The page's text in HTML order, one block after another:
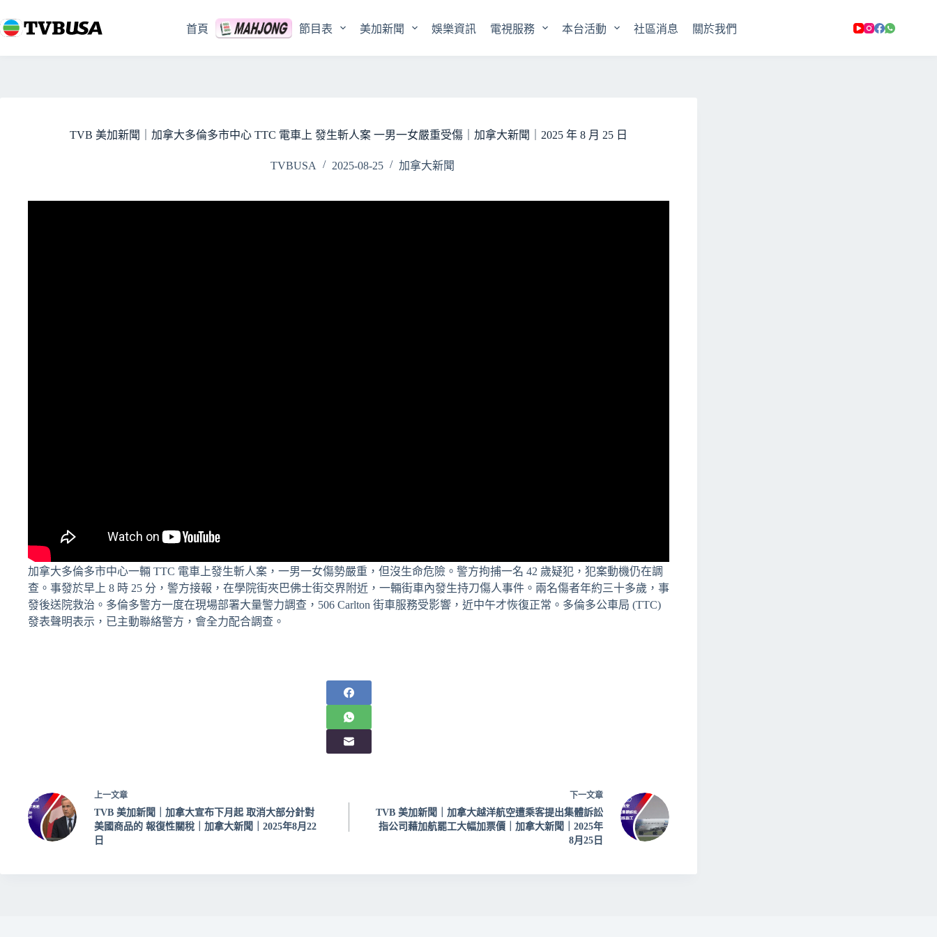
至
要
首頁 節目表 美加新聞 娛樂資訊 電視服務 本台活動 社區消息 關於我們
TVB 美加新聞｜加拿大多倫多市中心 TTC 電車上 發生斬人案 一男一女嚴重受傷｜加拿大新聞｜2025 年 8 月 25 日
TVBUSA 2025-08-25 加拿大新聞
加拿大多倫多市中心一輛 TTC 電車上發生斬人案，一男一女傷勢嚴重，但沒生命危險。警方拘捕一名 42 歲疑犯，犯案動機仍在調
查。事發於早上 8 時 25 分，警方接報，在學院街夾巴佛士街交界附近，一輛街車內發生持刀傷人事件。兩名傷者年約三十多歲，事
發後送院救治。多倫多警方一度在現場部署大量警力調查，506 Carlton 街車服務受影響，近中午才恢復正常。多倫多公車局 (TTC)
發表聲明表示，已主動聯絡警方，會全力配合調查。
上一文章
TVB 美加新聞｜加拿大宣布下月起 取消大部分針對
美國商品的 報復性關稅｜加拿大新聞｜2025年8月22
日
下一文章
TVB 美加新聞｜加拿大越洋航空遭乘客提出集體訴訟
指公司藉加航罷工大幅加票價｜加拿大新聞｜2025年
8月25日